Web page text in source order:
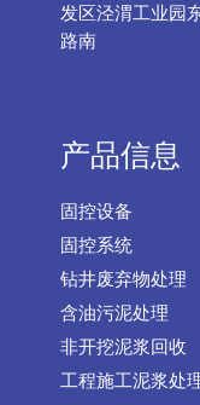
发区泾渭工业园
路南
产品信息
固控设备
固控系统
钻井废弃物处理
含油污泥处理
非开挖泥浆回收
工程施工泥浆处